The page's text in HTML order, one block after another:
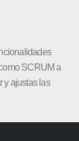
SCRUM a
y ajustas las